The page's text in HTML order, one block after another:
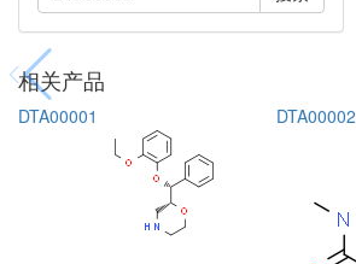
相关产品
DTA00001 DTA00002